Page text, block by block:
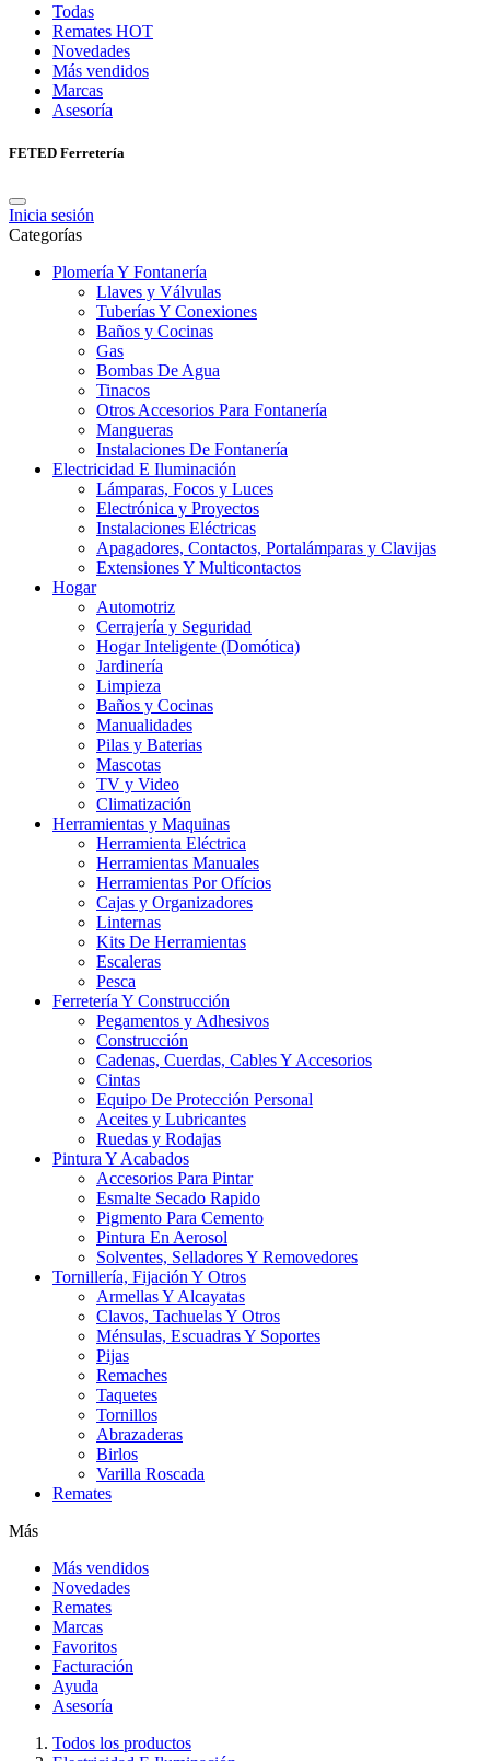
Todas
Remates HOT
Novedades
Más vendidos
Marcas
Asesoría
FETED Ferretería
Inicia sesión
Categorías
Plomería Y Fontanería
Llaves y Válvulas
Tuberías Y Conexiones
Baños y Cocinas
Gas
Bombas De Agua
Tinacos
Otros Accesorios Para Fontanería
Mangueras
Instalaciones De Fontanería
Electricidad E Iluminación
Lámparas, Focos y Luces
Electrónica y Proyectos
Instalaciones Eléctricas
Apagadores, Contactos, Portalámparas y Clavijas
Extensiones Y Multicontactos
Hogar
Automotriz
Cerrajería y Seguridad
Hogar Inteligente (Domótica)
Jardinería
Limpieza
Baños y Cocinas
Manualidades
Pilas y Baterias
Mascotas
TV y Video
Climatización
Herramientas y Maquinas
Herramienta Eléctrica
Herramientas Manuales
Herramientas Por Ofícios
Cajas y Organizadores
Linternas
Kits De Herramientas
Escaleras
Pesca
Ferretería Y Construcción
Pegamentos y Adhesivos
Construcción
Cadenas, Cuerdas, Cables Y Accesorios
Cintas
Equipo De Protección Personal
Aceites y Lubricantes
Ruedas y Rodajas
Pintura Y Acabados
Accesorios Para Pintar
Esmalte Secado Rapido
Pigmento Para Cemento
Pintura En Aerosol
Solventes, Selladores Y Removedores
Tornillería, Fijación Y Otros
Armellas Y Alcayatas
Clavos, Tachuelas Y Otros
Ménsulas, Escuadras Y Soportes
Pijas
Remaches
Taquetes
Tornillos
Abrazaderas
Birlos
Varilla Roscada
Remates
Más
Más vendidos
Novedades
Remates
Marcas
Favoritos
Facturación
Ayuda
Asesoría
Todos los productos